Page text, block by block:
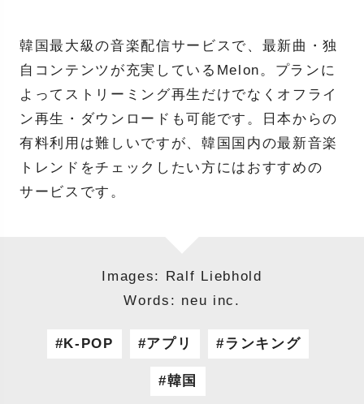
韓国最大級の音楽配信サービスで、最新曲・独
自コンテンツが充実しているMelon。プランに
よってストリーミング再生だけでなくオフライ
ン再生・ダウンロードも可能です。日本からの
有料利用は難しいですが、韓国国内の最新音楽
トレンドをチェックしたい方にはおすすめの
サービスです。
Images: Ralf Liebhold
Words: neu inc.
K-POP アプリ ランキング
韓国